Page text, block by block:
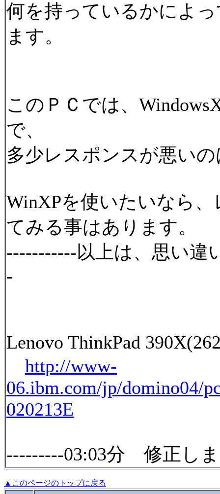
何を持っているかによ
ます。
このＰＣでは、
で、
多少レスポンスが悪い
WinXPを使いたいなら
てみる事はあります。
-----------以上は、思い違
-
Lenovo ThinkPad
http://www-
06.ibm.com/jp/domino04/
020213E
---------03:03分 修正し
▲このページのトップに戻る